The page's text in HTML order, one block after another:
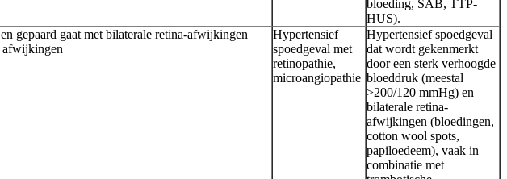
bloeding, SAB, TTP-
HUS).
gepaard gaat met bilaterale retina-afwijkingen
afwijkingen
Hypertensief
spoedgeval met
retinopathie,
microangiopathie
Hypertensief spoedgeval
dat wordt gekenmerkt
door een sterk verhoogde
bloeddruk (meestal
>200/120 mmHg) en
bilaterale retina-
afwijkingen (bloedingen,
cotton wool spots,
papiloedeem), vaak in
combinatie met